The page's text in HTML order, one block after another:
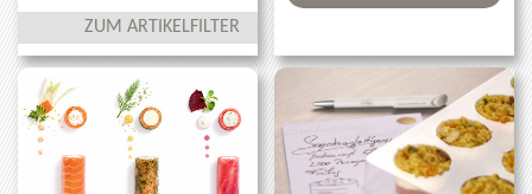
ZUM ARTIKELFILTER